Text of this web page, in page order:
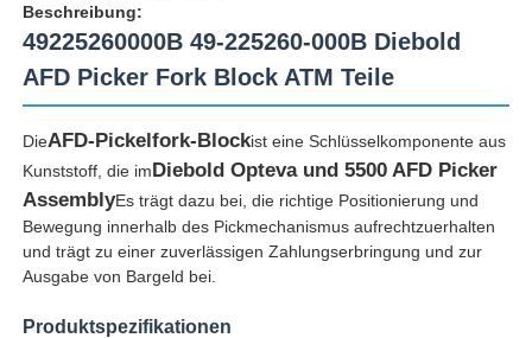
Beschreibung:
49225260000B 49-225260-000B Diebold
AFD Picker Fork Block ATM Teile
DieAFD-Pickelfork-Blockist eine Schlüsselkomponente aus
Kunststoff, die imDiebold Opteva und 5500 AFD Picker
AssemblyEs trägt dazu bei, die richtige Positionierung und
Bewegung innerhalb des Pickmechanismus aufrechtzuerhalten
und trägt zu einer zuverlässigen Zahlungserbringung und zur
Ausgabe von Bargeld bei.
Produktspezifikationen